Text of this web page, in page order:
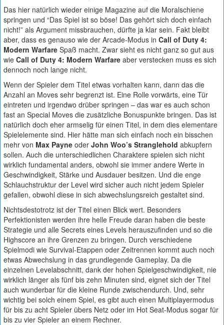
Das hier natürlich wieder einige Magazine auf die Moralschiene
springen und “Das Spiel ist so böse! Das gehört sich doch einfach
nicht!” als Argument missbrauchen, dürfte ja klar sein. Fakt bleibt
aber, dass es genauso wie der Arcade-Modus in Call of Duty 4:
Modern Warfare Spaß macht. Zwar sieht es nicht ganz so gut aus
wie Call of Duty 4: Modern Warfare aber verstecken muss es sich
dennoch noch lange nicht.
Wenn der Spieler dem Titel etwas vorhalten kann, dann das die
Anzahl an Moves sehr begrenzt ist. Eine Rolle vorwärts, eine Tür
eintreten und irgendwo drüber springen – das war es auch schon
fast an Special Moves die zusätzliche Bonuspunkte bringen. Das ist
natürlich doch eher armselig für einen Titel, in dem dies elementare
Spielelemente sind. Hier hätte man sich einfach noch ein bisschen
mehr von Max Payne oder John Woo’s Stranglehold abkupfern
sollen. Auch die unterschiedlichen Charaktere spielen sich nicht
wirklich fundamental anders, obwohl sie immer andere Werte in
Geschwindigkeit, Stärke und Ausdauer besitzen. Und die enge
Schlauchstruktur der Level wird sicher auch nicht jedem Spieler
gefallen, obwohl diese in sich abwechslungsreich gestaltet sind.
Nichtsdestotrotz ist der Titel einen Blick wert. Besonders
Perfektionisten werden ihre helle Freude daran haben die beste
Strategie und alle Secrets eines Levels herauszufinden und so die
Highscore an ihre Grenzen zu bringen. Durch verschiedene
Spielmodi wie Survival-Etappen oder Zeitrennen kommt auch noch
etwas Abwechslung in das grundlegende Gameplay. Da die
einzelnen Levelabschnitt, dank der hohen Spielgeschwindigkeit, nie
wirklich länger als fünf bis zehn Minuten sind, eignet sich der Titel
auch wunderbar für die kleine Runde zwischendurch. Und, sehr
wichtig bei solch einem Spiel, es gibt auch einen Multiplayermodus
für bis zu acht Spieler übers Netz oder im Hot Seat-Modus sogar für
bis zu vier Spieler an einem Rechner.